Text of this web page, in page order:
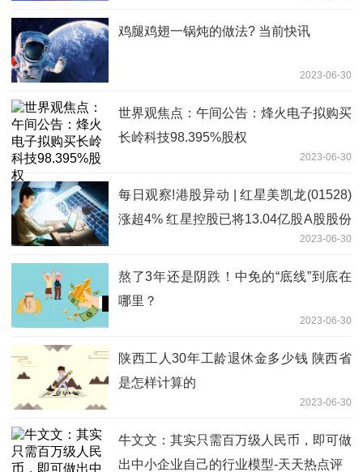
鸡腿鸡翅一锅炖的做法? 当前快讯
2023-06-30
世界观焦点：午间公告：烽火电子拟购买
长岭科技98.395%股权
2023-06-30
每日观察!港股异动 | 红星美凯龙(01528)
涨超4% 红星控股已将13.04亿股A股股份
2023-06-30
熬了3年还是阴跌！中免的“底线”到底在
哪里？
2023-06-30
陕西工人30年工龄退休金多少钱 陕西省
是怎样计算的
2023-06-30
牛文文：其实只需百万级人民币，即可做
出中小企业自己的行业模型-天天热点评